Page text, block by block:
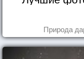
Природа